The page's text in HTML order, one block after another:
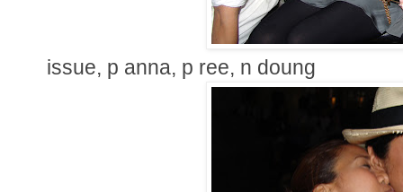
issue, p anna, p ree, n doung